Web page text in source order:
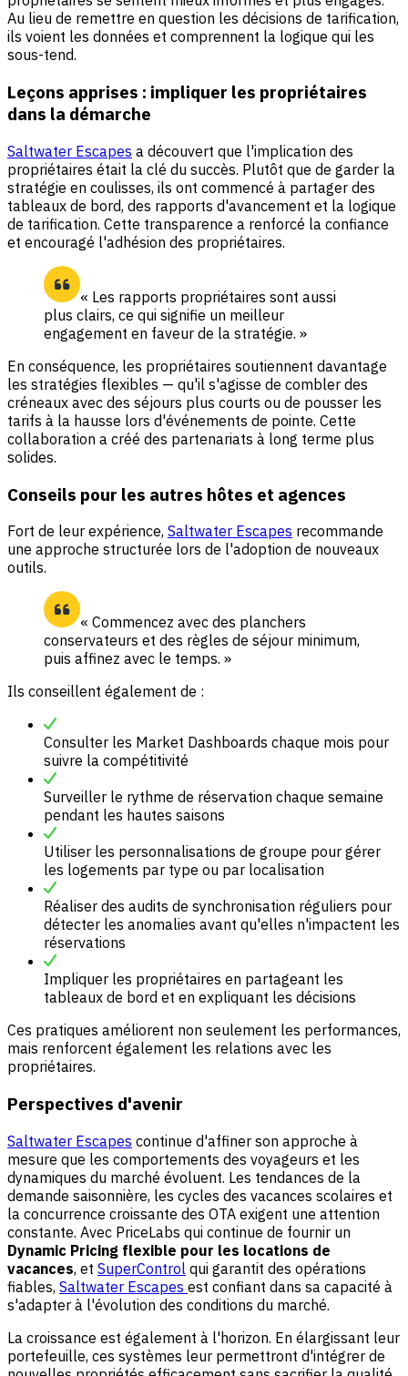
Au lieu de remettre en question les décisions de tarification,
ils voient les données et comprennent la logique qui les
sous-tend.
Leçons apprises : impliquer les propriétaires
dans la démarche
Saltwater Escapes a découvert que l'implication des
propriétaires était la clé du succès. Plutôt que de garder la
stratégie en coulisses, ils ont commencé à partager des
tableaux de bord, des rapports d'avancement et la logique
de tarification. Cette transparence a renforcé la confiance
et encouragé l'adhésion des propriétaires.
« Les rapports propriétaires sont aussi
plus clairs, ce qui signifie un meilleur
engagement en faveur de la stratégie. »
En conséquence, les propriétaires soutiennent davantage
les stratégies flexibles — qu'il s'agisse de combler des
créneaux avec des séjours plus courts ou de pousser les
tarifs à la hausse lors d'événements de pointe. Cette
collaboration a créé des partenariats à long terme plus
solides.
Conseils pour les autres hôtes et agences
Fort de leur expérience, Saltwater Escapes recommande
une approche structurée lors de l'adoption de nouveaux
outils.
« Commencez avec des planchers
conservateurs et des règles de séjour minimum,
puis affinez avec le temps. »
Ils conseillent également de :
Consulter les Market Dashboards chaque mois pour
suivre la compétitivité
Surveiller le rythme de réservation chaque semaine
pendant les hautes saisons
Utiliser les personnalisations de groupe pour gérer
les logements par type ou par localisation
Réaliser des audits de synchronisation réguliers pour
détecter les anomalies avant qu'elles n'impactent les
réservations
Impliquer les propriétaires en partageant les
tableaux de bord et en expliquant les décisions
Ces pratiques améliorent non seulement les performances,
mais renforcent également les relations avec les
propriétaires.
Perspectives d'avenir
Saltwater Escapes continue d'affiner son approche à
mesure que les comportements des voyageurs et les
dynamiques du marché évoluent. Les tendances de la
demande saisonnière, les cycles des vacances scolaires et
la concurrence croissante des OTA exigent une attention
constante. Avec PriceLabs qui continue de fournir un
Dynamic Pricing flexible pour les locations de
vacances, et SuperControl qui garantit des opérations
fiables, Saltwater Escapes est confiant dans sa capacité à
s'adapter à l'évolution des conditions du marché.
La croissance est également à l'horizon. En élargissant leur
portefeuille, ces systèmes leur permettront d'intégrer de